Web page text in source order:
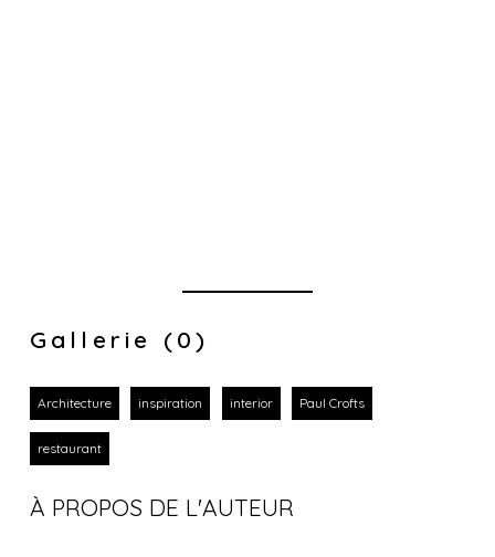
Gallerie (0)
Architecture inspiration interior Paul Crofts
restaurant
À PROPOS DE L'AUTEUR